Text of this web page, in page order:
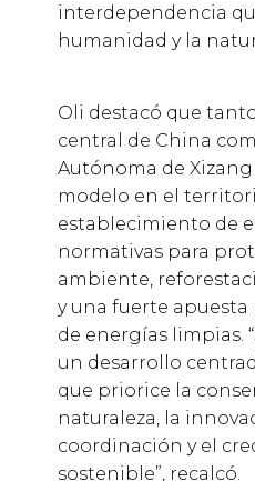
interdependencia
humanidad y la
Oli destacó que
central de China
Autónoma de
modelo en el
establecimiento de
normativas para
ambiente,
y una fuerte
de energías limpias.
un desarrollo
que priorice la
naturaleza, la
coordinación y el
sostenible”, recalcó.